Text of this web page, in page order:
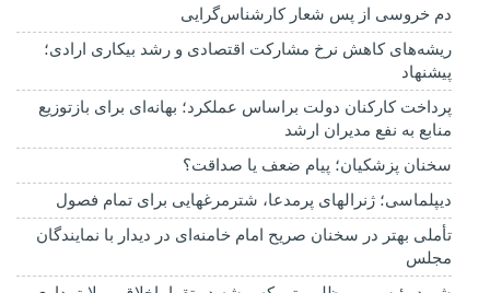
دم خروسی از پس شعار کارشناس‌گرایی
ریشه‌های کاهش نرخ مشارکت اقتصادی و رشد بیکاری ارادی؛
پیشنهاد
پرداخت کارکنان دولت براساس عملکرد؛ بهانه‌ای برای بازتوزیع
منابع به نفع مدیران ارشد
سخنان پزشکیان؛ پیام ضعف یا صداقت؟
دیپلماسی؛ ژنرالهای پرمدعا، شترمرغهایی برای تمام فصول
تأملی بهتر در سخنان صریح امام خامنه‌ای در دیدار با نمایندگان
مجلس